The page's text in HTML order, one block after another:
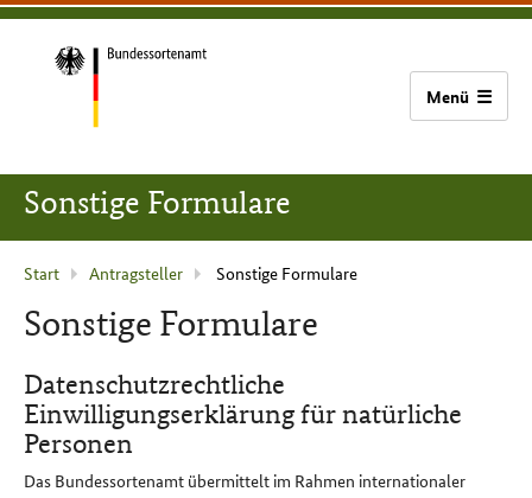
zum
(Navigation
zur
zum
Bundessortenamt
Zur
Startseite
Sonstige Formulare
Aktuelle
Seite
:
Start Antrag­steller Sonstige Formulare
Sonstige Formulare
Datenschutzrechtliche
Einwilligungserklärung für natürliche
Personen
Das Bundessortenamt übermittelt im Rahmen internationaler